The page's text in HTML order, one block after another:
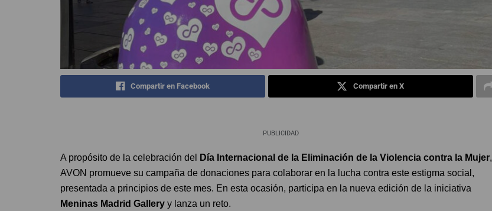
Compartir en Facebook Compartir en X
PUBLICIDAD
A propósito de la celebración del Día Internacional de la Eliminación de la Violencia contra la Mujer,
AVON promueve su campaña de donaciones para colaborar en la lucha contra este estigma social,
presentada a principios de este mes. En esta ocasión, participa en la nueva edición de la iniciativa
Meninas Madrid Gallery y lanza un reto.